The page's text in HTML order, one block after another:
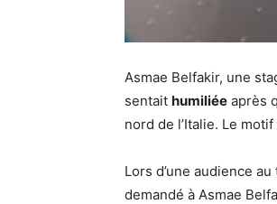
Asmae Belfakir, une
sentait humiliée après
nord de l’Italie. Le
Lors d’une audience
demandé à Asmae